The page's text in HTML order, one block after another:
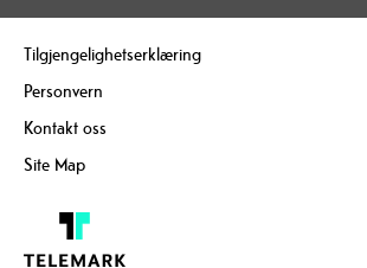
Tilgjengelighetserklæring
Personvern
Kontakt oss
Site Map